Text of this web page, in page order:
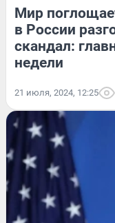
Мир
в России
скандал:
недели
21 июля, 2024, 12:25